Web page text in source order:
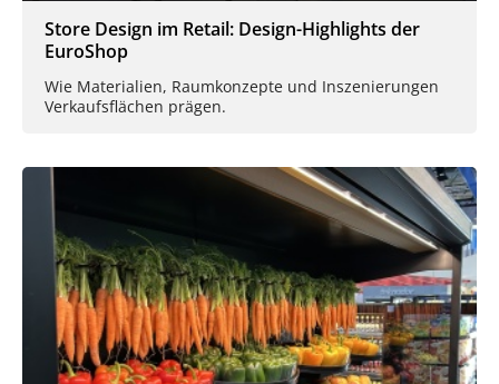
Store Design im Retail: Design-Highlights der
EuroShop
Wie Materialien, Raumkonzepte und Inszenierungen
Verkaufsflächen prägen.